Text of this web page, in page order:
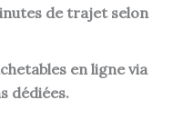
de trajet selon
en ligne via
dédiées.